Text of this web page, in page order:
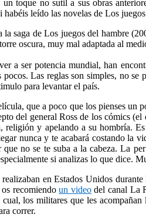
toque no sutil a sus obras
leído las novelas de Los
saga de Los juegos del hambre
oscura, muy mal adaptada al
a ser potencia mundial, han
Las reglas son simples, no
para levantar el país.
que a poco que los pienses
del general Ross de los cómics
y apelando a su hombría.
nunca y te acabará costando la
no se te suba a la cabeza. La
si analizas lo que dice.
en Estados Unidos
os recomiendoun videodel canal La
los militares que les
correr.